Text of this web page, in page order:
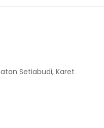
Setiabudi, Karet